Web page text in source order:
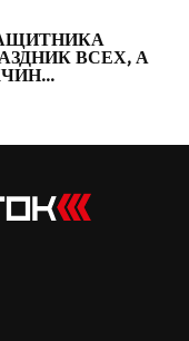
ВСЕХ, А